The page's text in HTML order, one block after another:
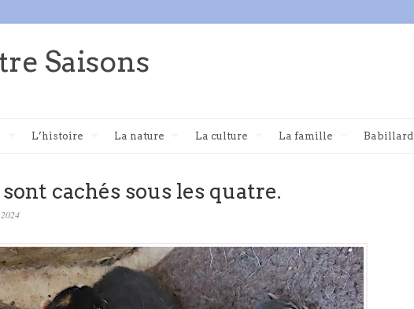
Saisons
L’histoire La nature La culture La famille Babillard
cachés sous les quatre.